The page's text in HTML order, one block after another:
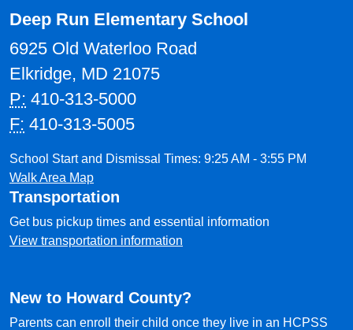
Deep Run Elementary School
6925 Old Waterloo Road
Elkridge, MD 21075
P: 410-313-5000
F: 410-313-5005
School Start and Dismissal Times: 9:25 AM - 3:55 PM
Walk Area Map
Transportation
Get bus pickup times and essential information
View transportation information
New to Howard County?
Parents can enroll their child once they live in an HCPSS